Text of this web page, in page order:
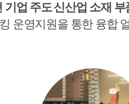
기업 주도신산업 소재
운영지원을 통한 융합